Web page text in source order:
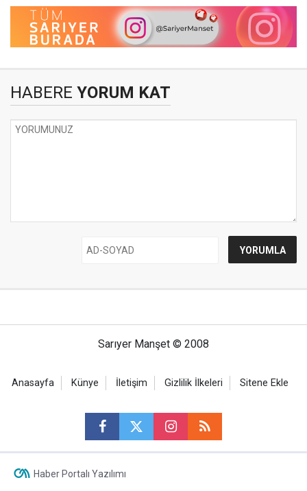
HABERE YORUM KAT
Sarıyer Manşet © 2008
Anasayfa Künye İletişim Gizlilik İlkeleri Sitene Ekle
Haber Portalı Yazılımı